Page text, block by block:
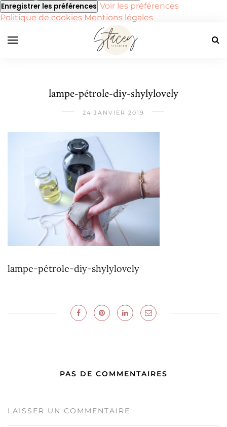
Enregistrer les préférences Voir les préférences
Politique de cookies Mentions légales
lampe-pétrole-diy-shylylovely
24 JANVIER 2019
lampe-pétrole-diy-shylylovely
PAS DE COMMENTAIRES
LAISSER UN COMMENTAIRE